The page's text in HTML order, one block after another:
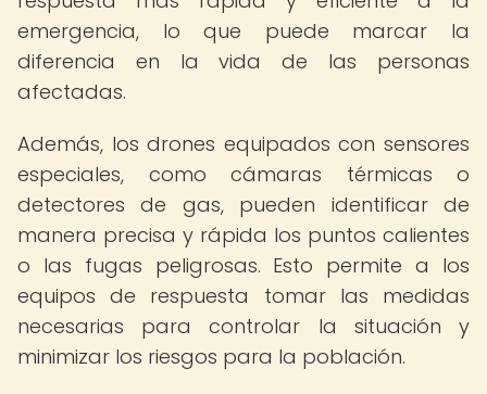
emergencia, lo que puede marcar la
diferencia en la vida de las personas
afectadas.
Además, los drones equipados con sensores
especiales, como cámaras térmicas o
detectores de gas, pueden identificar de
manera precisa y rápida los puntos calientes
o las fugas peligrosas. Esto permite a los
equipos de respuesta tomar las medidas
necesarias para controlar la situación y
minimizar los riesgos para la población.